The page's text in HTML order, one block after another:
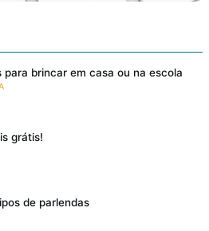
para brincar em casa ou na escola
grátis!
de parlendas